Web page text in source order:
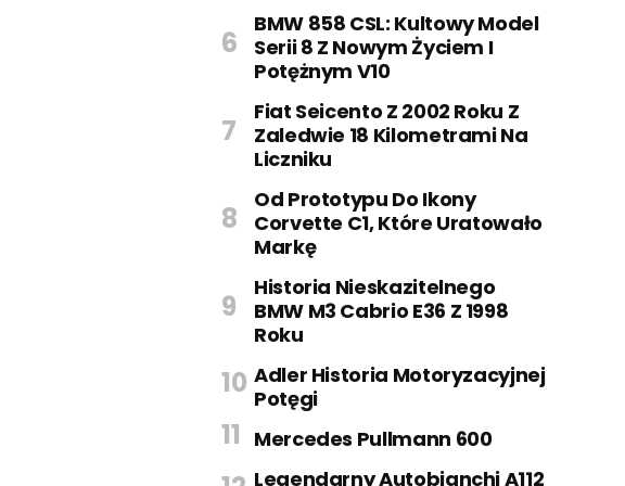
BMW 858 CSL: Kultowy Model
Serii 8 Z Nowym Życiem I
Potężnym V10
Fiat Seicento Z 2002 Roku Z
Zaledwie 18 Kilometrami Na
Liczniku
Od Prototypu Do Ikony
Corvette C1, Które Uratowało
Markę
Historia Nieskazitelnego
BMW M3 Cabrio E36 Z 1998
Roku
Adler Historia Motoryzacyjnej
Potęgi
Mercedes Pullmann 600
Legendarny Autobianchi A112